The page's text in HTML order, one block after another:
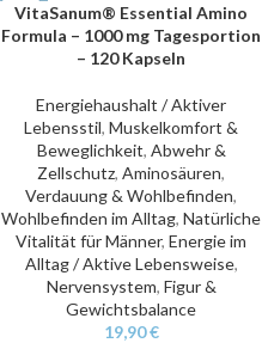
VitaSanum® Essential Amino
Formula – 1000 mg Tagesportion
– 120 Kapseln
Energiehaushalt / Aktiver
Lebensstil, Muskelkomfort &
Beweglichkeit, Abwehr &
Zellschutz, Aminosäuren,
Verdauung & Wohlbefinden,
Wohlbefinden im Alltag, Natürliche
Vitalität für Männer, Energie im
Alltag / Aktive Lebensweise,
Nervensystem, Figur &
Gewichtsbalance
19,90€